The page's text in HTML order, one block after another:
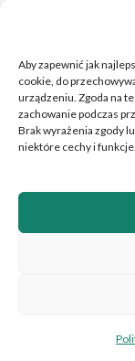
Aby zapewnić jak
cookie, do
urządzeniu. Zgoda na
zachowanie podczas
Brak wyrażenia zgody
niektóre cechy i funkcje.
Copyright ©